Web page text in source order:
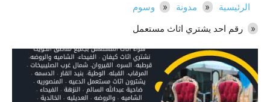
الرئيسية مدونة
وسوم
رقم احد يشتري اثاث مستعمل